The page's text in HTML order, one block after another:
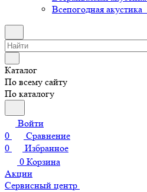
Всепогодная акустика
Каталог
По всему сайту
По каталогу
Войти
0
Сравнение
0
Избранное
0 Корзина
Акции
Сервисный центр